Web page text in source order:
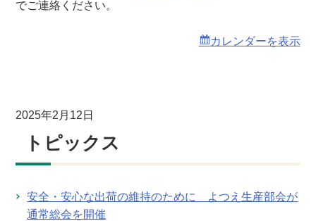
でご連絡ください。
カレンダーを表示
2025年2月12日
トピックス
安全・安心な出荷の維持のために よつえ生産部会が
通常総会を開催